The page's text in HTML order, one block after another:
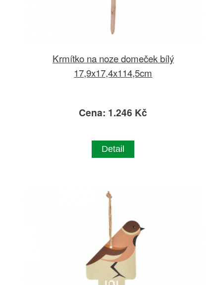
Krmítko na noze domeček bílý
17,9x17,4x114,5cm
Cena: 1.246 Kč
Detail